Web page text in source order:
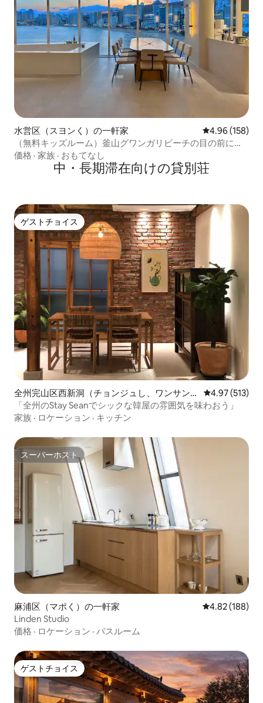
水営区（スヨンく）の一軒家 レビュー158
4.96 (158)
（無料キッズルーム）釜山グワンガリビーチの目の前にあ
る60坪のオーシャンビュー団体プールヴィラペンション
価格 · 家族 · おもてなし
中・長期滞在向けの貸別荘
ゲストチョイス
ゲストチョイス
全州完山区西新洞（チョンジュし、ワンサン
く、ソシンドン）の一軒家
レビュー513
4.97 (513)
「全州のStay Seanでシックな韓屋の雰囲気を味わおう」
家族 · ロケーション · キッチン
スーパーホスト
スーパーホスト
麻浦区（マポく）の一軒家 レビュー188
4.82 (188)
Linden Studio
価格 · ロケーション · バスルーム
ゲストチョイス
ゲストチョイス